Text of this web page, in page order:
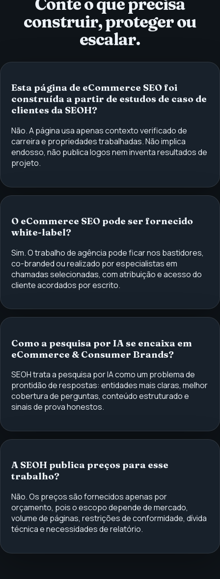
construir, proteger ou
escalar.
Esta página de eCommerce SEO foi
construída a partir de estudos de caso de
clientes da SEOH?
Não. A página usa apenas contexto verificado de
carreira e propriedades trabalhadas. Não implica
endosso, não publica logos nem inventa resultados de
projeto.
O eCommerce SEO pode ser fornecido
white-label?
Sim. O trabalho de agência pode ficar nos bastidores,
co-branded ou realizado por especialistas em
chamadas selecionadas, com atribuição e acesso do
cliente acordados por escrito.
Como a pesquisa por IA se encaixa em
eCommerce & Consumer Brands?
SEOH trata a pesquisa por IA como um problema de
prontidão de respostas: entidades mais claras, melhor
cobertura de perguntas, conteúdo estruturado e
sinais de prova honestos.
A SEOH publica preços para esse
trabalho?
Não. Os preços são fornecidos apenas por
orçamento, pois o escopo depende de mercado,
volume de páginas, restrições de conformidade, dívida
técnica e necessidades de relatório.